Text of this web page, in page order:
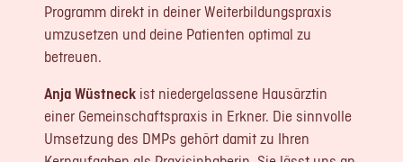
Programm direkt in deiner Weiterbildungspraxis
umzusetzen und deine Patienten optimal zu
betreuen.
Anja Wüstneckist niedergelassene Hausärztin
einer Gemeinschaftspraxis in Erkner. Die sinnvolle
Umsetzung des DMPs gehört damit zu Ihren